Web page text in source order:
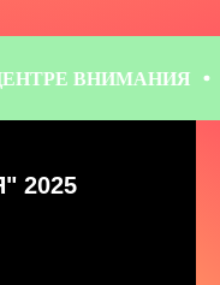
В ЦЕНТРЕ
2025